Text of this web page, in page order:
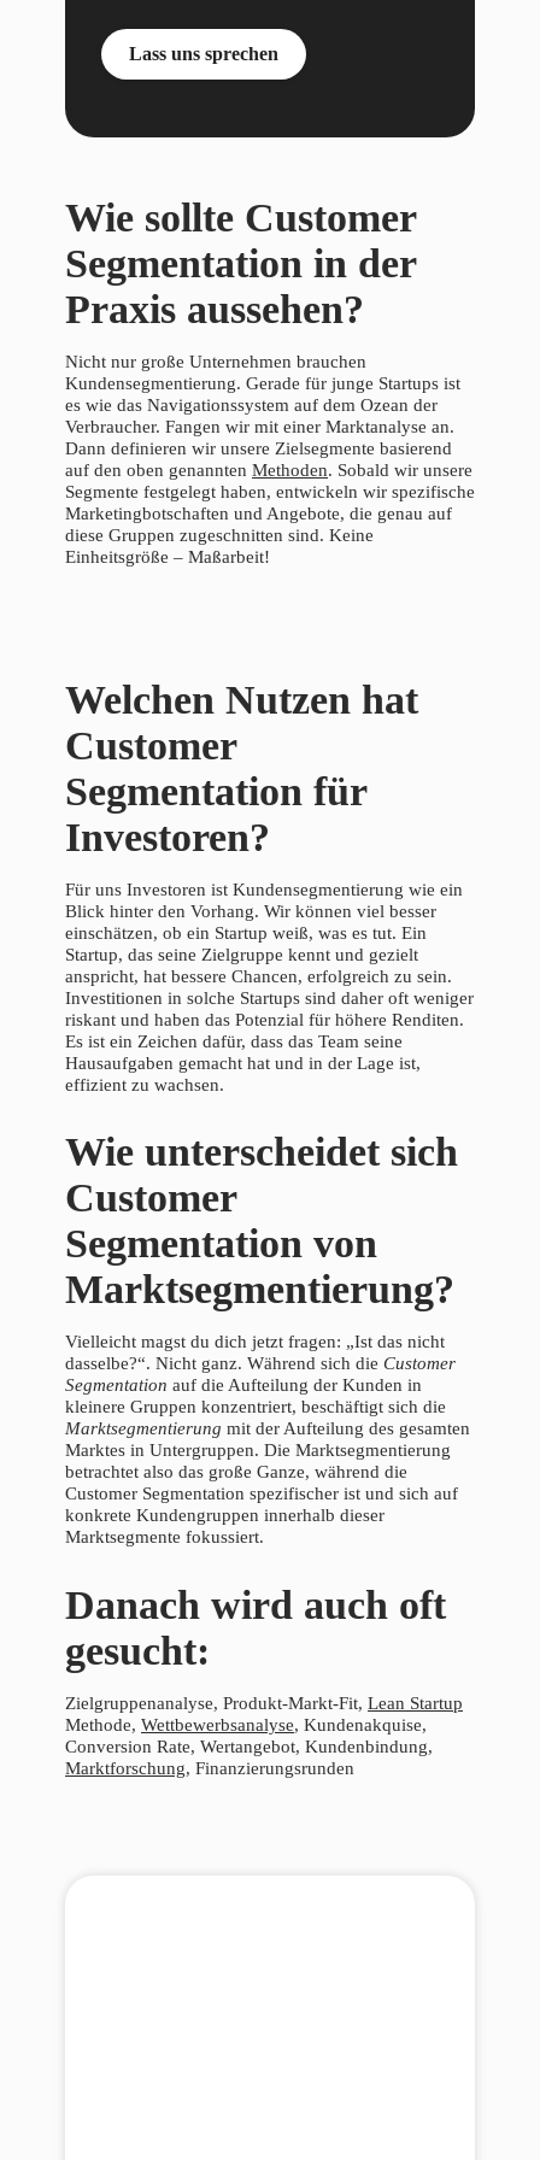
Lass uns sprechen
Wie sollte Customer
Segmentation in der
Praxis aussehen?
Nicht nur große Unternehmen brauchen
Kundensegmentierung. Gerade für junge Startups ist
es wie das Navigationssystem auf dem Ozean der
Verbraucher. Fangen wir mit einer Marktanalyse an.
Dann definieren wir unsere Zielsegmente basierend
auf den oben genannten Methoden. Sobald wir unsere
Segmente festgelegt haben, entwickeln wir spezifische
Marketingbotschaften und Angebote, die genau auf
diese Gruppen zugeschnitten sind. Keine
Einheitsgröße – Maßarbeit!
Welchen Nutzen hat
Customer
Segmentation für
Investoren?
Für uns Investoren ist Kundensegmentierung wie ein
Blick hinter den Vorhang. Wir können viel besser
einschätzen, ob ein Startup weiß, was es tut. Ein
Startup, das seine Zielgruppe kennt und gezielt
anspricht, hat bessere Chancen, erfolgreich zu sein.
Investitionen in solche Startups sind daher oft weniger
riskant und haben das Potenzial für höhere Renditen.
Es ist ein Zeichen dafür, dass das Team seine
Hausaufgaben gemacht hat und in der Lage ist,
effizient zu wachsen.
Wie unterscheidet sich
Customer
Segmentation von
Marktsegmentierung?
Vielleicht magst du dich jetzt fragen: „Ist das nicht
dasselbe?“. Nicht ganz. Während sich die Customer
Segmentation auf die Aufteilung der Kunden in
kleinere Gruppen konzentriert, beschäftigt sich die
Marktsegmentierung mit der Aufteilung des gesamten
Marktes in Untergruppen. Die Marktsegmentierung
betrachtet also das große Ganze, während die
Customer Segmentation spezifischer ist und sich auf
konkrete Kundengruppen innerhalb dieser
Marktsegmente fokussiert.
Danach wird auch oft
gesucht:
Zielgruppenanalyse, Produkt-Markt-Fit, Lean Startup
Methode, Wettbewerbsanalyse, Kundenakquise,
Conversion Rate, Wertangebot, Kundenbindung,
Marktforschung, Finanzierungsrunden